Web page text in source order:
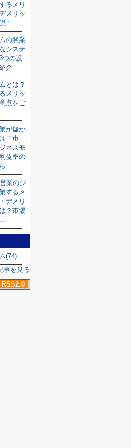
るメリ
メリッ
！
の開業
システ
つの設
介
とは？
メリッ
点をご
が儲か
？市
ネスモ
益率の
...
業のジ
するメ
デメリ
？市場
(74)
事を見る
RSS2.0